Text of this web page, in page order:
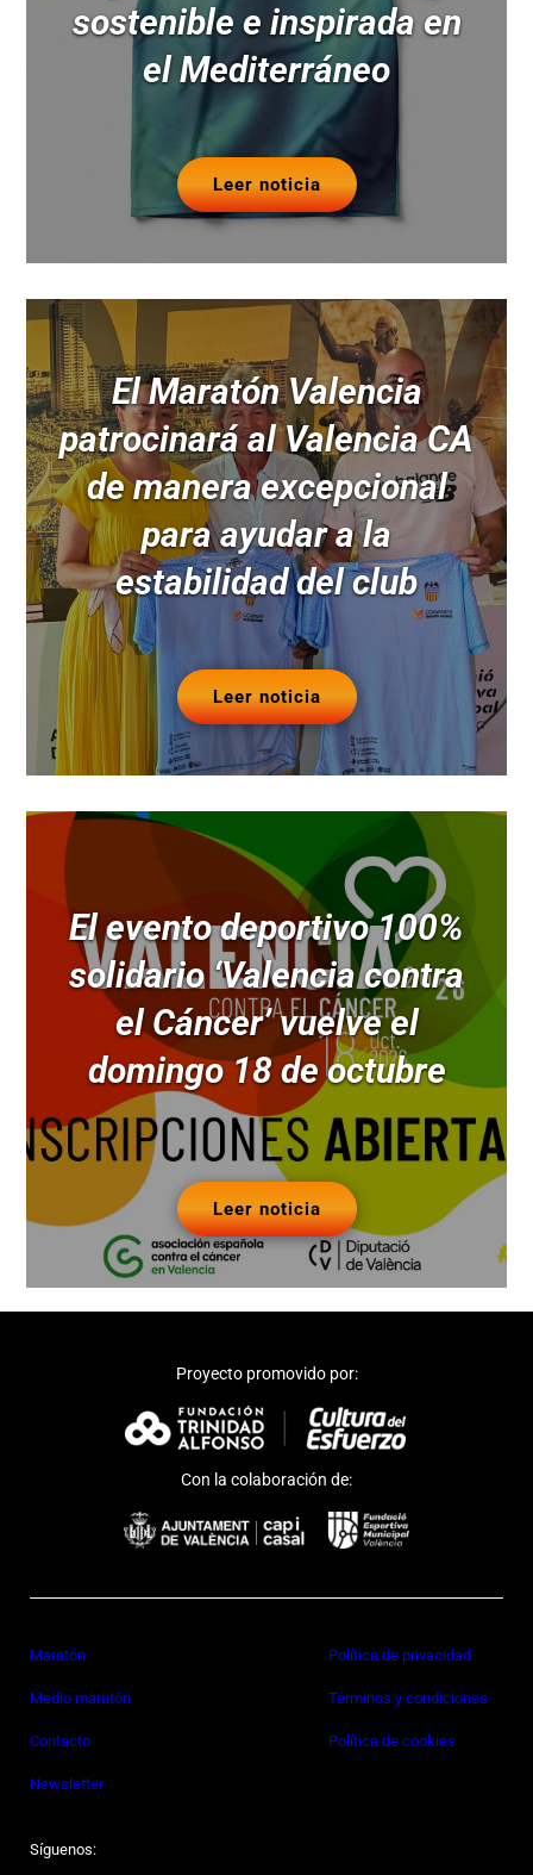
sostenible e inspirada en
el Mediterráneo
Leer noticia
El Maratón Valencia
patrocinará al Valencia CA
de manera excepcional
para ayudar a la
estabilidad del club
Leer noticia
El evento deportivo 100%
solidario ‘Valencia contra
el Cáncer’ vuelve el
domingo 18 de octubre
Leer noticia
Proyecto promovido por:
Con la colaboración de:
Maratón
Medio maratón
Contacto
Newsletter
Política de privacidad
Términos y condiciones
Política de cookies
Síguenos: